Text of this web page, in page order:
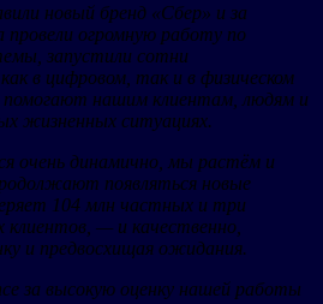
новый бренд «Сбер» и за
огромную работу по
запустили сотни
в цифровом, так и в физическом
помогают нашим клиентам, людям и
жизненных ситуациях.
очень динамично, мы растём и
появляться новые
104 млн частных и три
клиентов, — и качественно,
и предвосхищая ожидания.
за высокую оценку нашей работы